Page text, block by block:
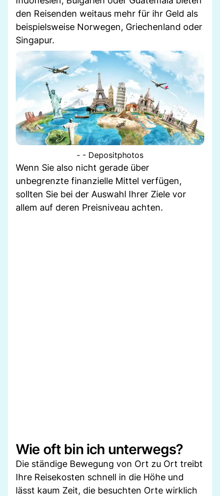
den Reisenden weitaus mehr für ihr Geld als
beispielsweise Norwegen, Griechenland oder
Singapur.
- - Depositphotos
Wenn Sie also nicht gerade über
unbegrenzte finanzielle Mittel verfügen,
sollten Sie bei der Auswahl Ihrer Ziele vor
allem auf deren Preisniveau achten.
Wie oft bin ich unterwegs?
Die ständige Bewegung von Ort zu Ort treibt
Ihre Reisekosten schnell in die Höhe und
lässt kaum Zeit, die besuchten Orte wirklich